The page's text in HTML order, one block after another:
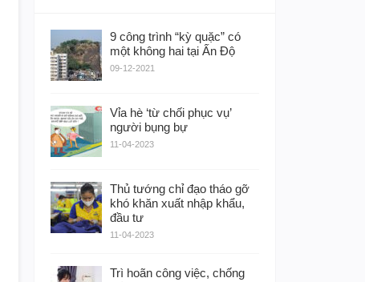
9 công trình “kỳ quặc” có
một không hai tại Ấn Độ
09-12-2021
Vỉa hè ‘từ chối phục vụ’
người bụng bự
11-04-2023
Thủ tướng chỉ đạo tháo gỡ
khó khăn xuất nhập khẩu,
đầu tư
11-04-2023
Trì hoãn công việc, chống